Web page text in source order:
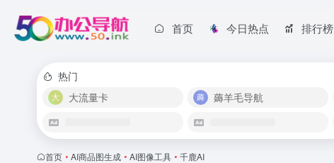
首页 今日热点 排行榜
热门
大流量卡
薅羊毛导航
首页 • AI商品图生成 • AI图像工具 • 千鹿AI